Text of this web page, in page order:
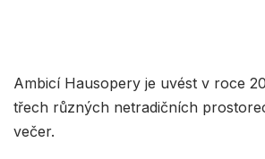
Ambicí Hausopery je uvést v roce
třech různých netradičních
večer.